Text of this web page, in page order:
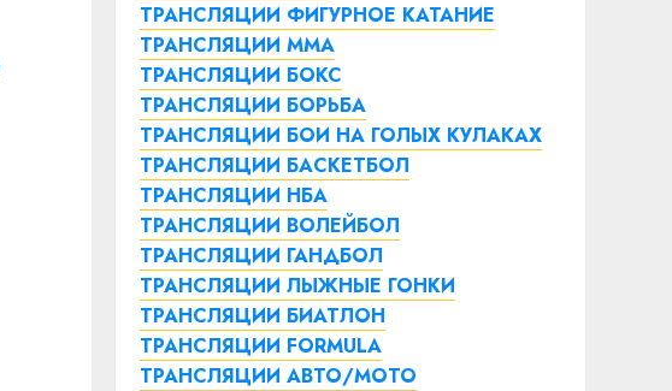
ТРАНСЛЯЦИИ ФИГУРНОЕ КАТАНИЕ
ТРАНСЛЯЦИИ ММА
ТРАНСЛЯЦИИ БОКС
ТРАНСЛЯЦИИ БОРЬБА
ТРАНСЛЯЦИИ БОИ НА ГОЛЫХ КУЛАКАХ
ТРАНСЛЯЦИИ БАСКЕТБОЛ
ТРАНСЛЯЦИИ НБА
ТРАНСЛЯЦИИ ВОЛЕЙБОЛ
ТРАНСЛЯЦИИ ГАНДБОЛ
ТРАНСЛЯЦИИ ЛЫЖНЫЕ ГОНКИ
ТРАНСЛЯЦИИ БИАТЛОН
ТРАНСЛЯЦИИ FORMULA
ТРАНСЛЯЦИИ АВТО/МОТО